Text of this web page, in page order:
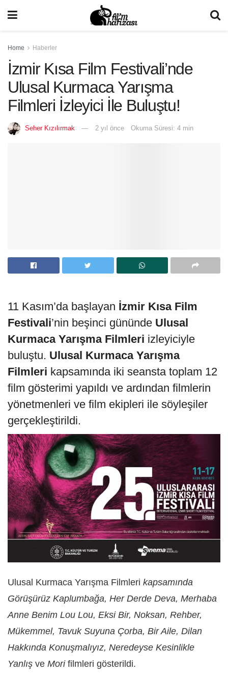
Home Haberler
İzmir Kısa Film Festivali’nde
Ulusal Kurmaca Yarışma
Filmleri İzleyici İle Buluştu!
Seher Kızılırmak 2 yıl önce Okuma Süresi: 4 min
11 Kasım’da başlayan İzmir Kısa Film
Festivali’nin beşinci gününde Ulusal
Kurmaca Yarışma Filmleri izleyiciyle
buluştu. Ulusal Kurmaca Yarışma
Filmleri kapsamında iki seansta toplam 12
film gösterimi yapıldı ve ardından filmlerin
yönetmenleri ve film ekipleri ile söyleşiler
gerçekleştirildi.
Ulusal Kurmaca Yarışma Filmleri kapsamında
Görüşürüz Kaplumbağa, Her Derde Deva, Merhaba
Anne Benim Lou Lou, Eksi Bir, Noksan, Rehber,
Mükemmel, Tavuk Suyuna Çorba, Bir Aile, Dilan
Hakkında Konuşmalıyız, Neredeyse Kesinlikle
Yanlış ve Morifilmleri gösterildi.